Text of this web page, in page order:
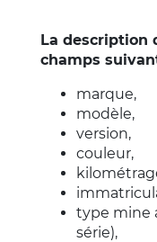
La description
champs
marque,
modèle,
version,
couleur,
type mine
série),